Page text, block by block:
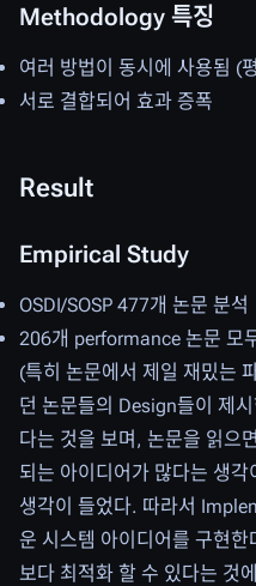
Methodology 특징
여러 방법이 동시에 사용됨 (
서로 결합되어 효과 증폭
Result
Empirical Study
OSDI/SOSP 477개 논문 분석
206개 performance 논문 모
(특히 논문에서 제일 재밌는
던 논문들의 Design들이 제
다는 것을 보며, 논문을 읽으
되는 아이디어가 많다는 생
생각이 들었다. 따라서
운 시스템 아이디어를 구현
보다 최적화 할 수 있다는 것